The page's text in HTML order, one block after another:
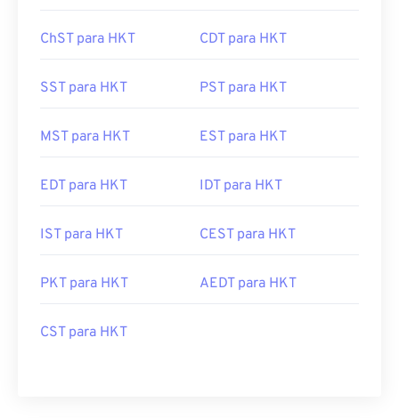
ChST para HKT CDT para HKT
SST para HKT PST para HKT
MST para HKT EST para HKT
EDT para HKT IDT para HKT
IST para HKT CEST para HKT
PKT para HKT AEDT para HKT
CST para HKT